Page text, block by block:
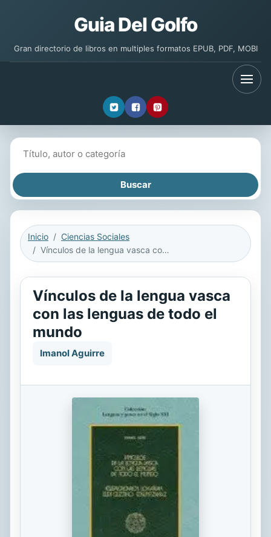
Guia Del Golfo
Gran directorio de libros en multiples formatos EPUB, PDF, MOBI
Inicio
Ciencias Sociales
Vínculos de la lengua vasca con las lenguas de todo el mundo
Vínculos de la lengua vasca
con las lenguas de todo el
mundo
Imanol Aguirre